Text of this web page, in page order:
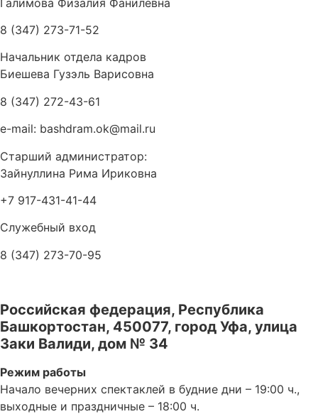
8 (347) 273-71-52
Начальник отдела кадров
Биешева Гузэль Варисовна
8 (347) 272-43-61
e-mail: bashdram.ok@mail.ru
Старший администратор:
Зайнуллина Рима Ириковна
+7 917-431-41-44
Служебный вход
8 (347) 273-70-95
Российская федерация, Республика
Башкортостан, 450077, город Уфа, улица
Заки Валиди, дом № 34
Режим работы
Начало вечерних спектаклей в будние дни – 19:00 ч.,
выходные и праздничные – 18:00 ч.